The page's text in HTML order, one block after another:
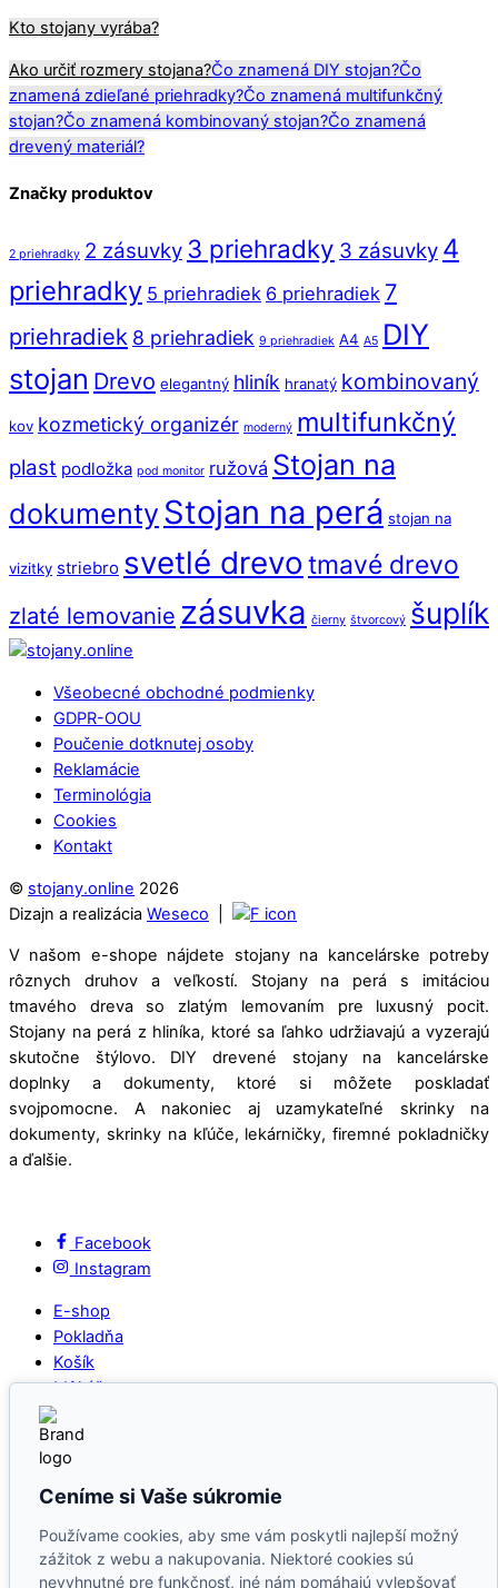
Ceníme si Vaše súkromie
Používame cookies, aby sme vám poskytli najlepší možný
zážitok z webu a nakupovania. Niektoré cookies sú
nevyhnutné pre funkčnosť, iné nám pomáhajú vylepšovať
Kto stojany vyrába?
Ako určiť rozmery stojana?Čo znamená DIY stojan?Čo
znamená zdieľané priehradky?Čo znamená multifunkčný
stojan?Čo znamená kombinovaný stojan?Čo znamená
drevený materiál?
Značky produktov
2 priehradky 2 zásuvky 3 priehradky 3 zásuvky 4
priehradky 5 priehradiek 6 priehradiek 7
priehradiek 8 priehradiek 9 priehradiek A4 A5 DIY
stojan Drevo elegantný hliník hranatý kombinovaný
kov kozmetický organizér moderný multifunkčný
plast podložka pod monitor ružová Stojan na
dokumenty Stojan na perá stojan na
vizitky striebro svetlé drevotmavé drevo
zlaté lemovanie zásuvka čierny štvorcový šuplík
Back
Top
Všeobecné obchodné podmienky
GDPR-OOU
Poučenie dotknutej osoby
Reklamácie
Terminológia
Cookies
Kontakt
© stojany.online 2026
Dizajn a realizácia Weseco
V našom e-shope nájdete stojany na kancelárske potreby
rôznych druhov a veľkostí. Stojany na perá s imitáciou
tmavého dreva so zlatým lemovaním pre luxusný pocit.
Stojany na perá z hliníka, ktoré sa ľahko udržiavajú a vyzerajú
skutočne štýlovo. DIY drevené stojany na kancelárske
doplnky a dokumenty, ktoré si môžete poskladať
svojpomocne. A nakoniec aj uzamykateľné skrinky na
dokumenty, skrinky na kľúče, lekárničky, firemné pokladničky
a ďalšie.
Facebook
Instagram
E-shop
Pokladňa
Košík
Môj účet
Hľadať:
KONTAKT
E-mail: info(at)stojany.online
PREVÁDZKOVATEĽ: